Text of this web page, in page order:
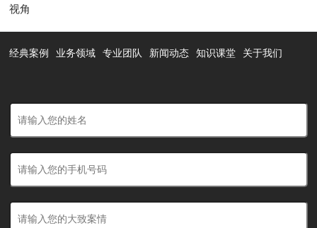
视角
经典案例 业务领域 专业团队 新闻动态 知识课堂 关于我们